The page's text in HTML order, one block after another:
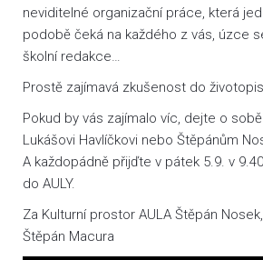
neviditelné organizační práce, která
podobě čeká na každého z vás, úzce
školní redakce…
Prostě zajímavá zkušenost do
Pokud by vás zajímalo víc, dejte o
Lukášovi Havlíčkovi nebo Štěpánům
A každopádně přijďte v pátek 5.9. v
do AULY.
Za Kulturní prostor AULA Štěpán
Štěpán Macura